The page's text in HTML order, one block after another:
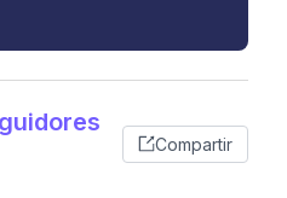
Compartir